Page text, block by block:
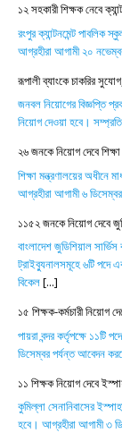
১২ সহকারী শিক্ষক নেবে
রংপুর ক্যান্টনমেন্ট পাবলিক
আগ্রহীরা আগামী ২০
রূপালী ব্যাংকে চাকরির
জনবল নিয়োগের বিজ্ঞপ্তি
নিয়োগ দেওয়া হবে।
২৬ জনকে নিয়োগ দেবে
শিক্ষা মন্ত্রণালয়ের অধীনে
আগ্রহীরা আগামী ৬
১১৫২ জনকে নিয়োগ দেবে
বাংলাদেশ জুডিশিয়াল
ট্রাইব্যুনালসমূহে ৬টি পদে
বিকেল[...]
১৫ শিক্ষক-কর্মচারী নিয়োগ
পায়রা বন্দর কর্তৃপক্ষে ১১টি
ডিসেম্বর পর্যন্ত আবেদন
১১ শিক্ষক নিয়োগ দেবে
কুমিল্লা সেনানিবাসের
হবে। আগ্রহীরা আগামী ৩